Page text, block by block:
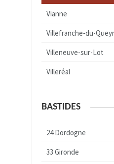
Vianne
Villefranche-du-
Villeneuve-sur-Lot
Villeréal
BASTIDES
24 Dordogne
33 Gironde